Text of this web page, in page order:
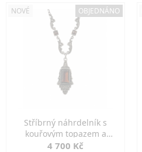
NOVÉ OBJEDNÁNO
Stříbrný náhrdelník s
kouřovým topazem a
markazity
4 700 Kč